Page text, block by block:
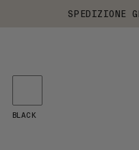
SPEDIZIONE
BLACK